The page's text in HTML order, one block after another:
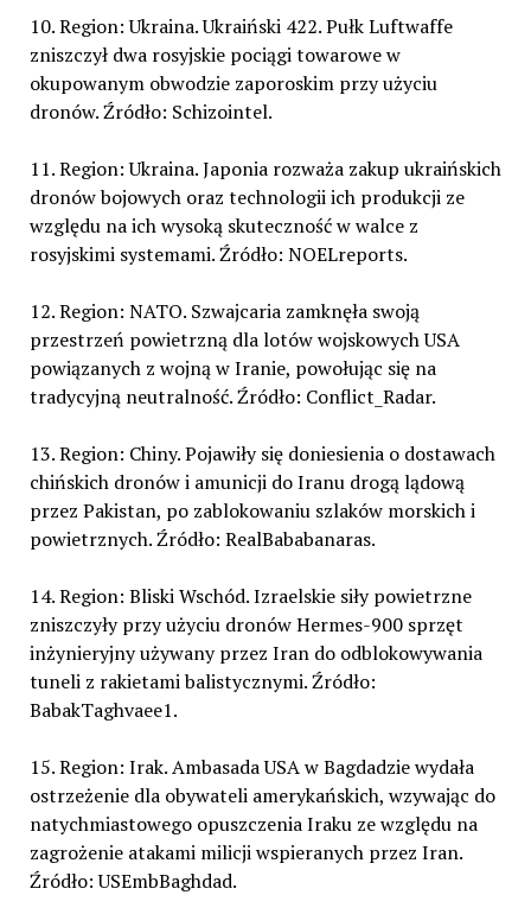
10. Region: Ukraina. Ukraiński 422. Pułk Luftwaffe
zniszczył dwa rosyjskie pociągi towarowe w
okupowanym obwodzie zaporoskim przy użyciu
dronów. Źródło: Schizointel.
11. Region: Ukraina. Japonia rozważa zakup ukraińskich
dronów bojowych oraz technologii ich produkcji ze
względu na ich wysoką skuteczność w walce z
rosyjskimi systemami. Źródło: NOELreports.
12. Region: NATO. Szwajcaria zamknęła swoją
przestrzeń powietrzną dla lotów wojskowych USA
powiązanych z wojną w Iranie, powołując się na
tradycyjną neutralność. Źródło: Conflict_Radar.
13. Region: Chiny. Pojawiły się doniesienia o dostawach
chińskich dronów i amunicji do Iranu drogą lądową
przez Pakistan, po zablokowaniu szlaków morskich i
powietrznych. Źródło: RealBababanaras.
14. Region: Bliski Wschód. Izraelskie siły powietrzne
zniszczyły przy użyciu dronów Hermes-900 sprzęt
inżynieryjny używany przez Iran do odblokowywania
tuneli z rakietami balistycznymi. Źródło:
BabakTaghvaee1.
15. Region: Irak. Ambasada USA w Bagdadzie wydała
ostrzeżenie dla obywateli amerykańskich, wzywając do
natychmiastowego opuszczenia Iraku ze względu na
zagrożenie atakami milicji wspieranych przez Iran.
Źródło: USEmbBaghdad.